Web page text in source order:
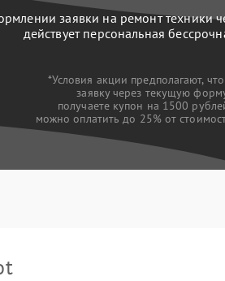
заявки на ремонт техники
действует персональная
*Условия акции предполагают,
заявку через текущую
получаете купон на 1500
можно оплатить до 25% от